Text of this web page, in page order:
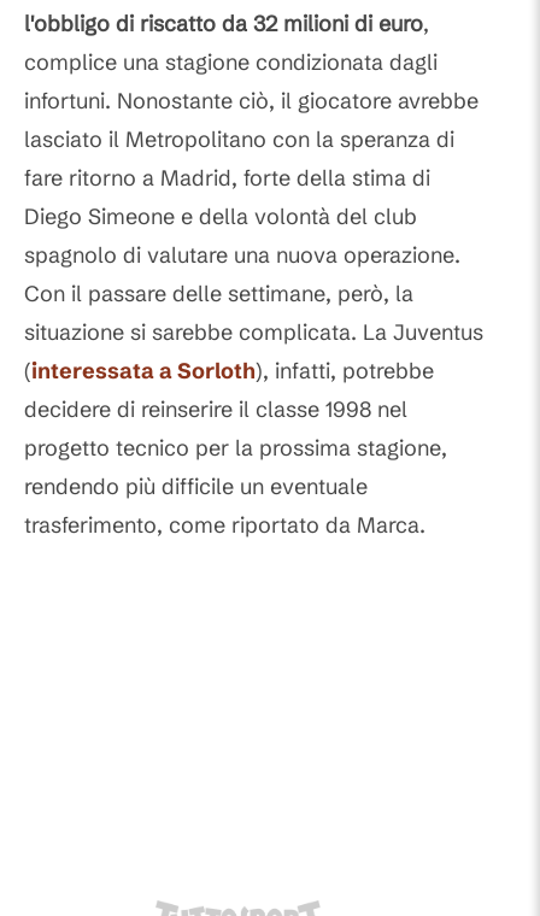
l'obbligo di riscatto da 32 milioni di euro,
complice una stagione condizionata dagli
infortuni. Nonostante ciò, il giocatore avrebbe
lasciato il Metropolitano con la speranza di
fare ritorno a Madrid, forte della stima di
Diego Simeone e della volontà del club
spagnolo di valutare una nuova operazione.
Con il passare delle settimane, però, la
situazione si sarebbe complicata. La Juventus
(interessata a Sorloth), infatti, potrebbe
decidere di reinserire il classe 1998 nel
progetto tecnico per la prossima stagione,
rendendo più difficile un eventuale
trasferimento, come riportato da Marca.